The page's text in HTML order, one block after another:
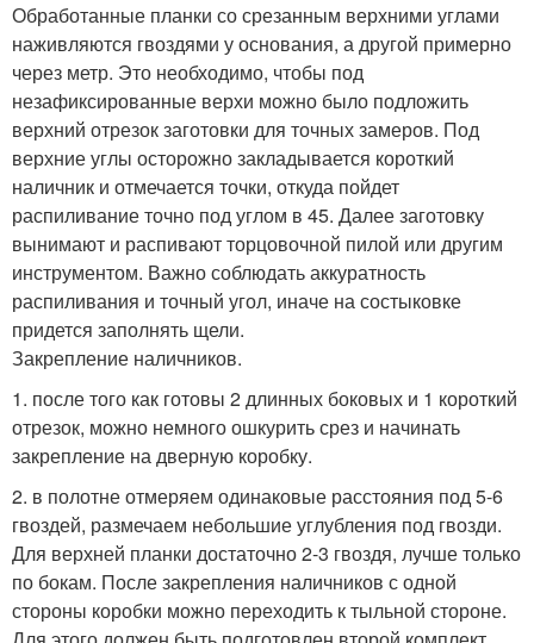
Обработанные планки со срезанным верхними углами
наживляются гвоздями у основания, а другой примерно
через метр. Это необходимо, чтобы под
незафиксированные верхи можно было подложить
верхний отрезок заготовки для точных замеров. Под
верхние углы осторожно закладывается короткий
наличник и отмечается точки, откуда пойдет
распиливание точно под углом в 45. Далее заготовку
вынимают и распивают торцовочной пилой или другим
инструментом. Важно соблюдать аккуратность
распиливания и точный угол, иначе на состыковке
придется заполнять щели.
Закрепление наличников.
1. после того как готовы 2 длинных боковых и 1 короткий
отрезок, можно немного ошкурить срез и начинать
закрепление на дверную коробку.
2. в полотне отмеряем одинаковые расстояния под 5-6
гвоздей, размечаем небольшие углубления под гвозди.
Для верхней планки достаточно 2-3 гвоздя, лучше только
по бокам. После закрепления наличников с одной
стороны коробки можно переходить к тыльной стороне.